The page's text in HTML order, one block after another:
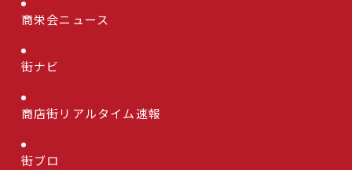
商栄会ニュース
街ナビ
商店街リアルタイム速報
街ブロ